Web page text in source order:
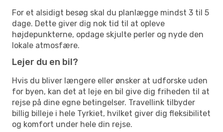
For et alsidigt besøg skal du planlægge mindst 3 til 5
dage. Dette giver dig nok tid til at opleve
højdepunkterne, opdage skjulte perler og nyde den
lokale atmosfære.
Lejer du en bil?
Hvis du bliver længere eller ønsker at udforske uden
for byen, kan det at leje en bil give dig friheden til at
rejse på dine egne betingelser. Travellink tilbyder
billig billeje i hele Tyrkiet, hvilket giver dig fleksibilitet
og komfort under hele din rejse.